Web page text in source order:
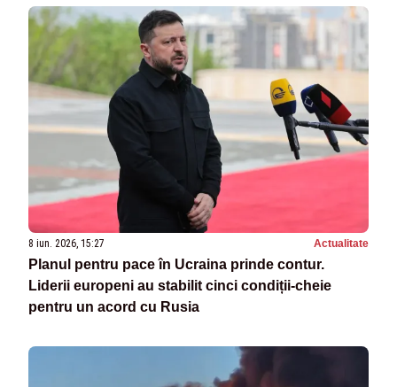
8 iun. 2026, 15:27 Actualitate
Planul pentru pace în Ucraina prinde contur.
Liderii europeni au stabilit cinci condiții-cheie
pentru un acord cu Rusia